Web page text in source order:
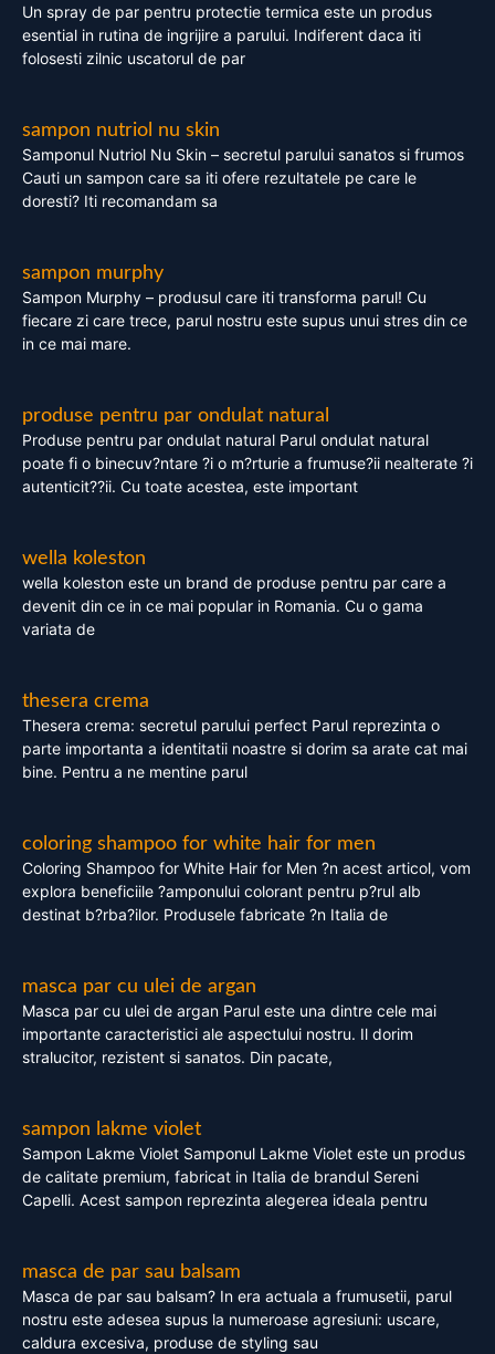
Un spray de par pentru protectie termica este un produs
esential in rutina de ingrijire a parului. Indiferent daca iti
folosesti zilnic uscatorul de par
sampon nutriol nu skin
Samponul Nutriol Nu Skin – secretul parului sanatos si frumos
Cauti un sampon care sa iti ofere rezultatele pe care le
doresti? Iti recomandam sa
sampon murphy
Sampon Murphy – produsul care iti transforma parul! Cu
fiecare zi care trece, parul nostru este supus unui stres din ce
in ce mai mare.
produse pentru par ondulat natural
Produse pentru par ondulat natural Parul ondulat natural
poate fi o binecuv?ntare ?i o m?rturie a frumuse?ii nealterate ?i
autenticit??ii. Cu toate acestea, este important
wella koleston
wella koleston este un brand de produse pentru par care a
devenit din ce in ce mai popular in Romania. Cu o gama
variata de
thesera crema
Thesera crema: secretul parului perfect Parul reprezinta o
parte importanta a identitatii noastre si dorim sa arate cat mai
bine. Pentru a ne mentine parul
coloring shampoo for white hair for men
Coloring Shampoo for White Hair for Men ?n acest articol, vom
explora beneficiile ?amponului colorant pentru p?rul alb
destinat b?rba?ilor. Produsele fabricate ?n Italia de
masca par cu ulei de argan
Masca par cu ulei de argan Parul este una dintre cele mai
importante caracteristici ale aspectului nostru. Il dorim
stralucitor, rezistent si sanatos. Din pacate,
sampon lakme violet
Sampon Lakme Violet Samponul Lakme Violet este un produs
de calitate premium, fabricat in Italia de brandul Sereni
Capelli. Acest sampon reprezinta alegerea ideala pentru
masca de par sau balsam
Masca de par sau balsam? In era actuala a frumusetii, parul
nostru este adesea supus la numeroase agresiuni: uscare,
caldura excesiva, produse de styling sau